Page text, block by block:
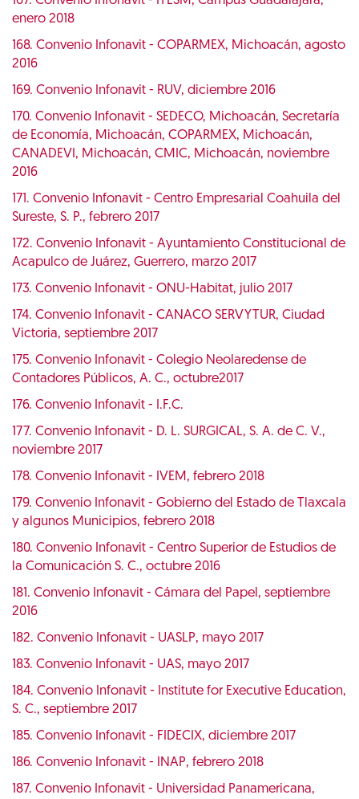
enero 2018
168. Convenio Infonavit - COPARMEX, Michoacán, agosto
2016
169. Convenio Infonavit - RUV, diciembre 2016
170. Convenio Infonavit - SEDECO, Michoacán, Secretaría
de Economía, Michoacán, COPARMEX, Michoacán,
CANADEVI, Michoacán, CMIC, Michoacán, noviembre
2016
171. Convenio Infonavit - Centro Empresarial Coahuila del
Sureste, S. P., febrero 2017
172. Convenio Infonavit - Ayuntamiento Constitucional de
Acapulco de Juárez, Guerrero, marzo 2017
173. Convenio Infonavit - ONU-Habitat, julio 2017
174. Convenio Infonavit - CANACO SERVYTUR, Ciudad
Victoria, septiembre 2017
175. Convenio Infonavit - Colegio Neolaredense de
Contadores Públicos, A. C., octubre2017
176. Convenio Infonavit - I.F.C.
177. Convenio Infonavit - D. L. SURGICAL, S. A. de C. V.,
noviembre 2017
178. Convenio Infonavit - IVEM, febrero 2018
179. Convenio Infonavit - Gobierno del Estado de Tlaxcala
y algunos Municipios, febrero 2018
180. Convenio Infonavit - Centro Superior de Estudios de
la Comunicación S. C., octubre 2016
181. Convenio Infonavit - Cámara del Papel, septiembre
2016
182. Convenio Infonavit - UASLP, mayo 2017
183. Convenio Infonavit - UAS, mayo 2017
184. Convenio Infonavit - Institute for Executive Education,
S. C., septiembre 2017
185. Convenio Infonavit - FIDECIX, diciembre 2017
186. Convenio Infonavit - INAP, febrero 2018
187. Convenio Infonavit - Universidad Panamericana,